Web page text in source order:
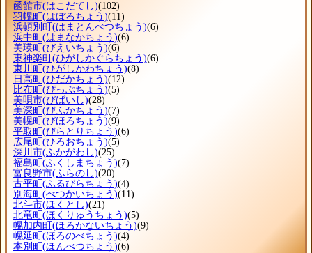
函館市(はこだてし)(102)
羽幌町 (はぼろちょう)(11)
浜頓別町 (はまとんべつちょう)(6)
浜中町 (はまなかちょう)(6)
美瑛町 (びえいちょう)(6)
東神楽町 (ひがしかぐらちょう)(6)
東川町 (ひがしかわちょう)(8)
日高町 (ひだかちょう)(12)
比布町 (ぴっぷちょう)(5)
美唄市(びばいし)(28)
美深町 (びふかちょう)(7)
美幌町 (びほろちょう)(9)
平取町 (びらとりちょう)(6)
広尾町 (ひろおちょう)(5)
深川市(ふかがわし)(25)
福島町 (ふくしまちょう)(7)
富良野市(ふらのし)(20)
古平町 (ふるびらちょう)(4)
別海町 (べつかいちょう)(11)
北斗市(ほくとし)(21)
北竜町 (ほくりゅうちょう)(5)
幌加内町 (ほろかないちょう)(9)
幌延町 (ほろのべちょう)(4)
本別町 (ほんべつちょう)(6)